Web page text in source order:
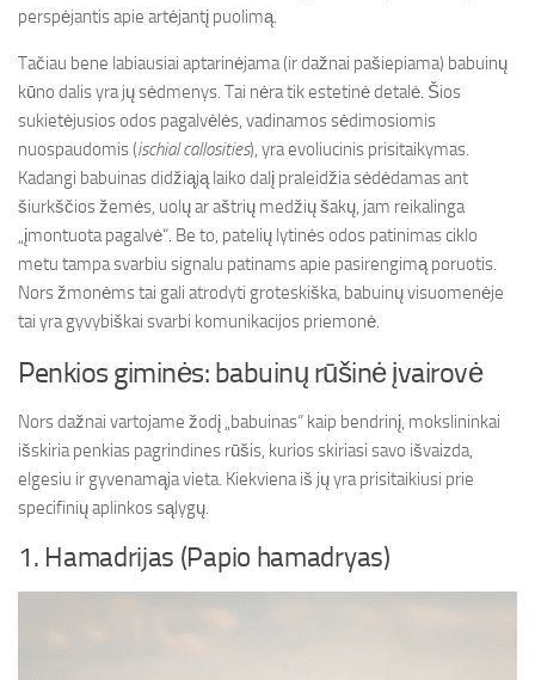
perspėjantis apie artėjantį puolimą.
Tačiau bene labiausiai aptarinėjama (ir dažnai pašiepiama) babuinų
kūno dalis yra jų sėdmenys. Tai nėra tik estetinė detalė. Šios
sukietėjusios odos pagalvėlės, vadinamos sėdimosiomis
nuospaudomis (ischial callosities), yra evoliucinis prisitaikymas.
Kadangi babuinas didžiąją laiko dalį praleidžia sėdėdamas ant
šiurkščios žemės, uolų ar aštrių medžių šakų, jam reikalinga
„įmontuota pagalvė“. Be to, patelių lytinės odos patinimas ciklo
metu tampa svarbiu signalu patinams apie pasirengimą poruotis.
Nors žmonėms tai gali atrodyti groteskiška, babuinų visuomenėje
tai yra gyvybiškai svarbi komunikacijos priemonė.
Penkios giminės: babuinų rūšinė įvairovė
Nors dažnai vartojame žodį „babuinas“ kaip bendrinį, mokslininkai
išskiria penkias pagrindines rūšis, kurios skiriasi savo išvaizda,
elgesiu ir gyvenamąja vieta. Kiekviena iš jų yra prisitaikiusi prie
specifinių aplinkos sąlygų.
1. Hamadrijas (Papio hamadryas)